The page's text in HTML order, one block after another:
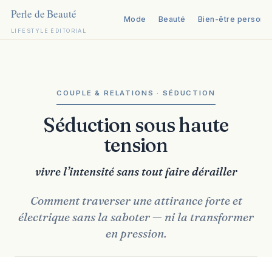
LIFESTYLE ÉDITORIAL
Mode Beauté Bien-être
COUPLE & RELATIONS · SÉDUCTION
Séduction sous haute
tension
vivre l’intensité sans tout faire dérailler
Comment traverser une attirance forte et
électrique sans la saboter — ni la transformer
en pression.